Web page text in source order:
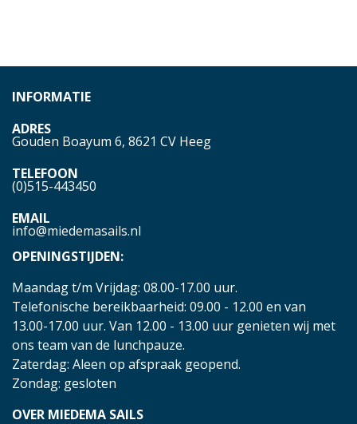
INFORMATIE
ADRES
Gouden Boayum 6, 8621 CV Heeg
TELEFOON
(0)515-443450
EMAIL
info@miedemasails.nl
OPENINGSTIJDEN:
Maandag t/m Vrijdag: 08.00-17.00 uur.
Telefonische bereikbaarheid: 09.00 - 12.00 en van
13.00-17.00 uur. Van 12.00 - 13.00 uur genieten wij met
ons team van de lunchpauze.
Zaterdag: Aleen op afspraak geopend.
Zondag: gesloten
OVER MIEDEMA SAILS